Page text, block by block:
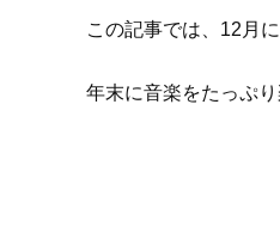
この記事では、12月
年末に音楽をたっぷ